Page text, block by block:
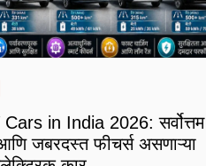
in India 2026: सर्वोत्तम
जबरदस्त फीचर्स असणाऱ्या